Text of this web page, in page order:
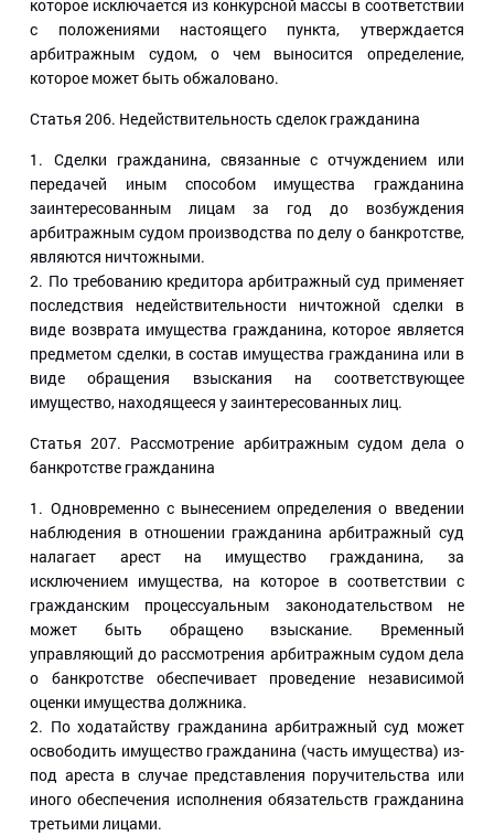
которое исключается из конкурсной массы в соответствии
с положениями настоящего пункта, утверждается
арбитражным судом, о чем выносится определение,
которое может быть обжаловано.
Статья 206. Недействительность сделок гражданина
1. Сделки гражданина, связанные с отчуждением или
передачей иным способом имущества гражданина
заинтересованным лицам за год до возбуждения
арбитражным судом производства по делу о банкротстве,
являются ничтожными.
2. По требованию кредитора арбитражный суд применяет
последствия недействительности ничтожной сделки в
виде возврата имущества гражданина, которое является
предметом сделки, в состав имущества гражданина или в
виде обращения взыскания на соответствующее
имущество, находящееся у заинтересованных лиц.
Статья 207. Рассмотрение арбитражным судом дела о
банкротстве гражданина
1. Одновременно с вынесением определения о введении
наблюдения в отношении гражданина арбитражный суд
налагает арест на имущество гражданина, за
исключением имущества, на которое в соответствии с
гражданским процессуальным законодательством не
может быть обращено взыскание. Временный
управляющий до рассмотрения арбитражным судом дела
о банкротстве обеспечивает проведение независимой
оценки имущества должника.
2. По ходатайству гражданина арбитражный суд может
освободить имущество гражданина (часть имущества) из-
под ареста в случае представления поручительства или
иного обеспечения исполнения обязательств гражданина
третьими лицами.